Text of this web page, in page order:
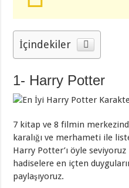
İçindekiler
1- Harry Potter
7 kitap ve 8 filmin
karalığı ve merhameti ile
Harry Potter’ı öyle
hadiselere en içten
paylaşıyoruz.